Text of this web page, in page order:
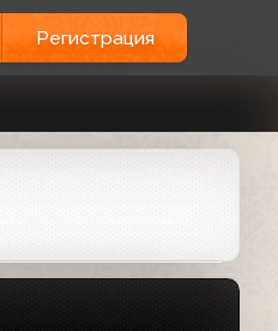
Регистрация
(Россия, 2003)
(Россия, 2003)